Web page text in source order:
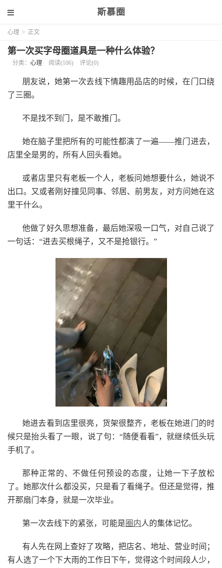
斯慕圈
心理 > 正文
第一次买字母圈道具是一种什么体验？
分类： 心理 阅读(106) 评论(0)
朋友说，她第一次去线下情趣用品店的时候，在门口绕
了三圈。
不是找不到门，是不敢推门。
她在脑子里把所有的可能性都演了一遍——推门进去，
店里全是男的，所有人回头看她。
或者店里只有老板一个人，老板问她想要什么，她说不
出口。又或者刚好撞见同事、邻居、前男友，对方问她在这
里干什么。
他做了好久思想准备，最后她深吸一口气，对自己说了
一句话：“进去买根绳子，又不是抢银行。”
她进去看到店里很亮，货架很整齐，老板在她进门的时
候只是抬头看了一眼，说了句：“随便看看”，就继续低头玩
手机了。
那种正常的、不做任何预设的态度，让她一下子放松
了。她那次什么都没买，只是看了看绳子。但还是觉得，推
开那扇门本身，就是一次毕业。
第一次去线下的紧张，可能是 圈内人的集体记忆。
有人先在网上查好了攻略，把店名、地址、营业时间；
有人选了一个下大雨的工作日下午，觉得这个时间段人少，